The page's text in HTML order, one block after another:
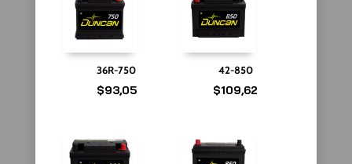
36R-750
$93,05
42-850
$109,62